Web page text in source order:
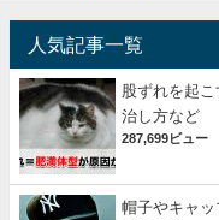
人気記事一覧
股ずれを起
治し方など
287,699ビュー
帽子やキャッ